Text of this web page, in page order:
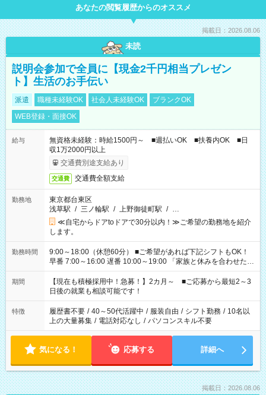
あなたの閲覧履歴からのオススメ
掲載日：2026.08.06
未読
説明会参加で全員に【現金2千円相当プレゼン
ト】生活のお手伝い
派遣 職種未経験OK 社会人未経験OK
ブランクOK
WEB登録・面接OK
給与
無資格未経験：時給1500円～ ■週払いOK ■扶養内OK ■日
収1万2000円以上
交通費別途支給あり
交通費 交通費全額支給
勤務地
東京都台東区
浅草駅 / 三ノ輪駅 / 上野御徒町駅 / …
≪自宅からドアtoドアで30分以内！≫ご希望の勤務地を紹介
します。
勤務時間
9:00～18:00（休憩60分） ■ご希望があれば下記シフトもOK！
早番 7:00～16:00 遅番 10:00～19:00 「家族と休みを合わせた
い」 「余裕を持って夕飯の準備がしたい」 「できれば残業はし
たくない」 など、ご希望を教えてくださいね。 ※Wワーク希望
の方へ 今ご覧のお仕事で希望する勤務時間と、もう1つのお仕事
の勤務時間。 合計で週40時間を超える場合は応募できません。
期間
【現在も積極採用中！急募！】2カ月～ ■ご応募から最短2～3
日後の就業も相談可能です！
特徴 履歴書不要 / 40～50代活躍中 / 服装自由 / シフト勤務 / 10名以
上の大量募集 / 電話対応なし / パソコンスキル不要
気になる！ 応募する 詳細へ
掲載日：2026.08.06